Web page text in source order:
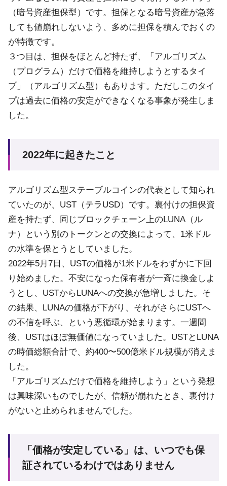
（暗号資産担保型）です。担保となる暗号資産が急落
しても値崩れしないよう、多めに担保を積んでおくの
が特徴です。
３つ目は、担保をほとんど持たず、「アルゴリズム
（プログラム）だけで価格を維持しようとするタイ
プ」（アルゴリズム型）もあります。ただしこのタイ
プは過去に価格の安定ができなくなる事象が発生しま
した。
2022年に起きたこと
アルゴリズム型ステーブルコインの代表として知られ
ていたのが、UST（テラUSD）です。裏付けの担保資
産を持たず、同じブロックチェーン上のLUNA（ル
ナ）という別のトークンとの交換によって、1米ドル
の水準を保とうとしていました。
2022年5月7日、USTの価格が1米ドルをわずかに下回
り始めました。不安になった保有者が一斉に換金しよ
うとし、USTからLUNAへの交換が急増しました。そ
の結果、LUNAの価格が下がり、それがさらにUSTへ
の不信を呼ぶ、という悪循環が始まります。一週間
後、USTはほぼ無価値になっていました。USTとLUNA
の時価総額合計で、約400〜500億米ドル規模が消えま
した。
「アルゴリズムだけで価格を維持しよう」という発想
は興味深いものでしたが、信頼が崩れたとき、裏付け
がないと止められませんでした。
「価格が安定している」は、いつでも保
証されているわけではありません